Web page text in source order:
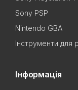
Sony PSP
Nintendo GBA
Інструменти для
Інформація